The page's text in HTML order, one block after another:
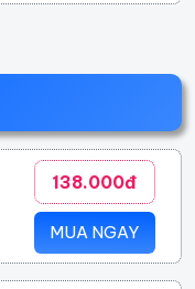
138.000đ
MUA NGAY